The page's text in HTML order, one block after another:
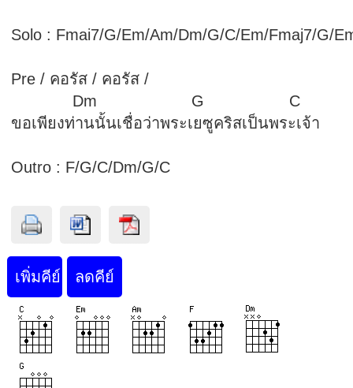
Solo : Fmai7/G/Em/Am/Dm/G/C/Em/Fmaj7/G/
Pre / คอรัส / คอรัส /
Dm G C
ขอเพียงท่านนั้นเชื่อว่าพระเยซูคริสเป็นพระเจ้า
Outro : F/G/C/Dm/G/C